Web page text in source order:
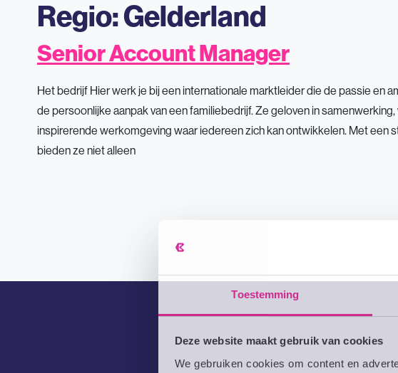
Toestemming
Deze website maakt gebruik van cookies
We gebruiken cookies om content en
Regio:Gelderland
Senior Account Manager
Het bedrijf Hier werk je bij een internationale marktleider die de passie en
de persoonlijke aanpak van een familiebedrijf. Ze geloven in
inspirerende werkomgeving waar iedereen zich kan ontwikkelen. Met een
bieden ze niet alleen